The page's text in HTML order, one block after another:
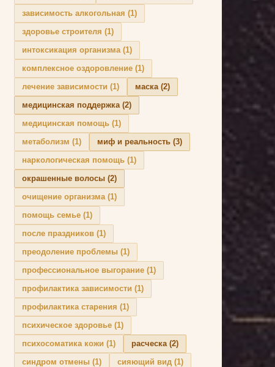
зависимость алкогольная (1)
здоровье строителя (1)
интоксикация организма(1)
комплексное оздоровление (1)
лечение зависимости (1) маска(2)
медицинская поддержка(2)
медицинская помощь (1)
метаболизм (1) миф и реальность (3)
наркологическая помощь (1)
окрашенные волосы (2)
очищение организма(1)
помощь семье (1)
после праздников (1)
преодоление проблемы (1)
профессиональное выгорание (1)
профилактика зависимости (1)
профилактика старения (1)
психическое здоровье (1)
психосоматика кожи (1) расческа(2)
синдром отмены (1) сияющий вид (1)